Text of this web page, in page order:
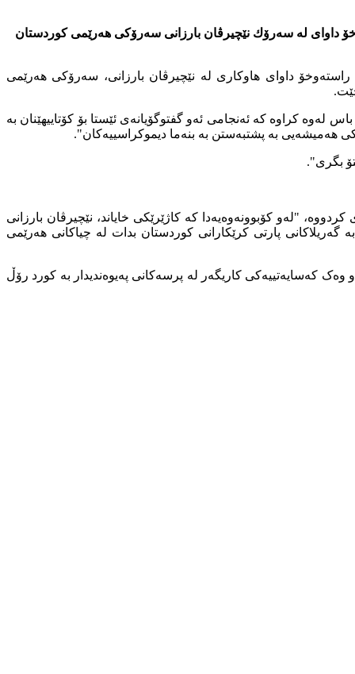
داوای لە سەرۆك نێچیرڤان بارزانی سەرۆكی هەرێمی كوردستان
راستەوخۆ داوای هاوکاری لە نێچیرڤان بارزانی، سەرۆکی هەرێمی
لەوە کراوە کە ئەنجامی ئەو گفتوگۆیانەی ئێستا بۆ کۆتاییهێنان بە
هەمیشەیی بە پشتبەستن بە بنەما دیموکراسییەکان".
بگری".
"لەو کۆبوونەوەیەدا کە کاژێرێکی خایاند، نێچیرڤان بارزانی
پارتی کرێکارانی کوردستان بدات لە چیاکانی هەرێمی
کەسایەتییەکی کاریگەر لە پرسەکانی پەیوەندیدار بە کورد رۆڵ